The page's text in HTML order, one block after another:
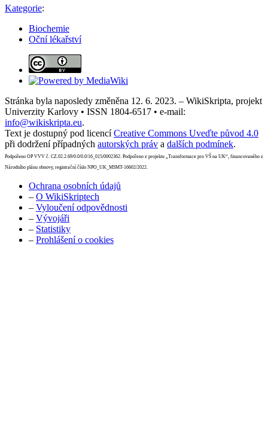
Kategorie:
Biochemie
Oční lékařství
Stránka byla naposledy změněna 12. 6. 2023. – WikiSkripta, projekt
Univerzity Karlovy • ISSN 1804-6517 • e-mail:
info@wikiskripta.eu.
Text je dostupný pod licencíCreative Commons Uveďte původ 4.0
při dodržení případných autorských práv a dalších podmínek.
Podpořeno OP VVV č. CZ.02.2.69/0.0/0.0/16_015/0002362. Podpořeno z projektu „Transformace pro VŠ na UK“, financovaného z
Národního plánu obnovy, registrační číslo NPO_UK_MSMT-16602/2022.
Ochrana osobních údajů
– O WikiSkriptech
– Vyloučení odpovědnosti
– Vývojáři
– Statistiky
– Prohlášení o cookies